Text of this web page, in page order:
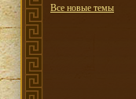
Все новые темы